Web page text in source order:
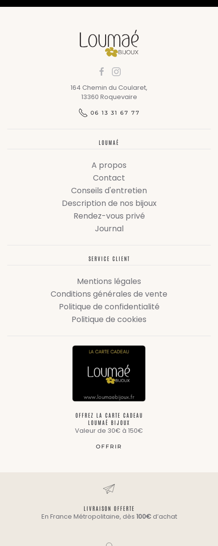
164 Chemin du Coularet,
13360 Roquevaire
06 13 31 67 77
LOUMAÉ
A propos
Contact
Conseils d'entretien
Description de nos bijoux
Rendez-vous privé
Journal
SERVICE CLIENT
Mentions légales
Conditions générales de vente
Politique de confidentialité
Politique de cookies
OFFREZ LA CARTE CADEAU
LOUMAÉ BIJOUX
Valeur de 30€ à 150€
OFFRIR
LIVRAISON OFFERTE
En France Métropolitaine, dès 100€d’achat